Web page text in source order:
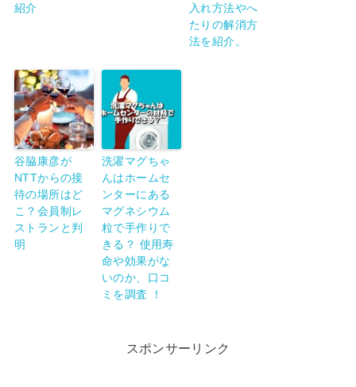
紹介
入れ方法やへ
たりの解消方
法を紹介。
谷脇康彦が
NTTからの接
待の場所はど
こ？会員制レ
ストランと判
明
洗濯マグちゃ
んはホームセ
ンターにある
マグネシウム
粒で手作りで
きる？ 使用寿
命や効果がな
いのか、口コ
ミを調査 ！
スポンサーリンク